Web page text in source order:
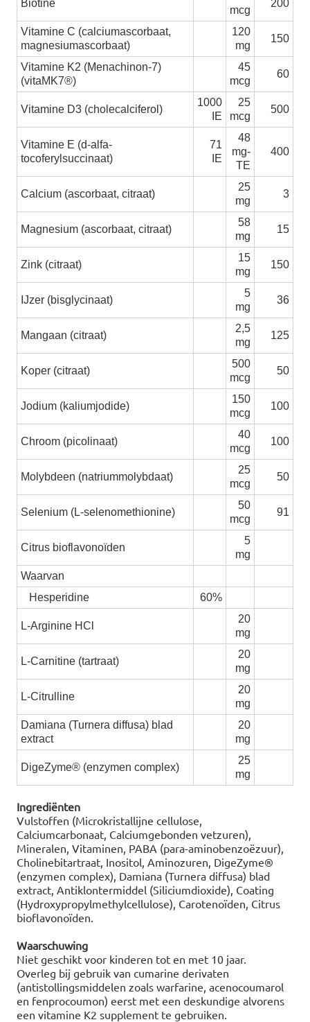
Biotine
mcg
200
Vitamine C (calciumascorbaat,
magnesiumascorbaat)
120
mg
150
Vitamine K2 (Menachinon-7)
(vitaMK7®)
45
mcg
60
Vitamine D3 (cholecalciferol)
1000
IE
25
mcg
500
Vitamine E (d-alfa-
tocoferylsuccinaat)
71
IE
48
mg-
TE
400
Calcium (ascorbaat, citraat)
25
mg
3
Magnesium (ascorbaat, citraat)
58
mg
15
Zink (citraat)
15
mg
150
IJzer (bisglycinaat)
5
mg
36
Mangaan (citraat)
2,5
mg
125
Koper (citraat)
500
mcg
50
Jodium (kaliumjodide)
150
mcg
100
Chroom (picolinaat)
40
mcg
100
Molybdeen (natriummolybdaat)
25
mcg
50
Selenium (L-selenomethionine)
50
mcg
91
Citrus bioflavonoïden
5
mg
Waarvan
Hesperidine
60%
L-Arginine HCl
20
mg
L-Carnitine (tartraat)
20
mg
L-Citrulline
20
mg
Damiana (Turnera diffusa) blad
extract
20
mg
DigeZyme® (enzymen complex)
25
mg
Ingrediënten
Vulstoffen (Microkristallijne cellulose,
Calciumcarbonaat, Calciumgebonden vetzuren),
Mineralen, Vitaminen, PABA (para-aminobenzoëzuur),
Cholinebitartraat, Inositol, Aminozuren, DigeZyme®
(enzymen complex), Damiana (Turnera diffusa) blad
extract, Antiklontermiddel (Siliciumdioxide), Coating
(Hydroxypropylmethylcellulose), Carotenoïden, Citrus
bioflavonoïden.
Waarschuwing
Niet geschikt voor kinderen tot en met 10 jaar.
Overleg bij gebruik van cumarine derivaten
(antistollingsmiddelen zoals warfarine, acenocoumarol
en fenprocoumon) eerst met een deskundige alvorens
een vitamine K2 supplement te gebruiken.